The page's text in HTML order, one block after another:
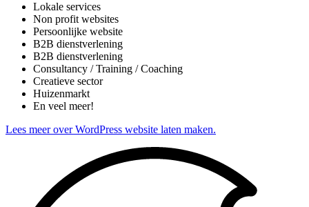
Lokale services
Non profit websites
Persoonlijke website
B2B dienstverlening
B2B dienstverlening
Consultancy / Training / Coaching
Creatieve sector
Huizenmarkt
En veel meer!
Lees meer over WordPress website laten maken.